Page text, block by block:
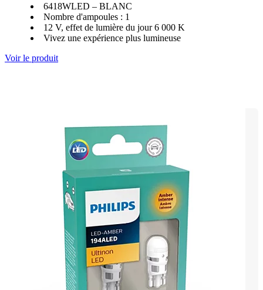
6418WLED – BLANC
Nombre d'ampoules : 1
12 V, effet de lumière du jour 6 000 K
Vivez une expérience plus lumineuse
Voir le produit